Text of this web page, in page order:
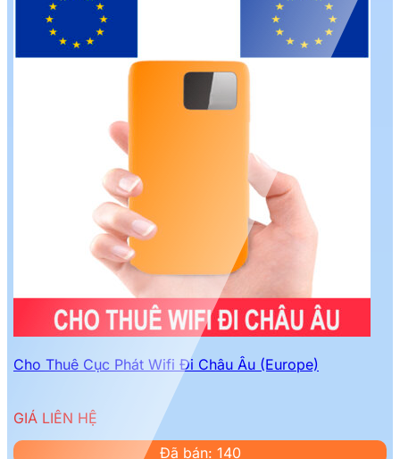
Cho Thuê Cục Phát Wifi Đi Châu Âu (Europe)
GIÁ LIÊN HỆ
Đã bán: 140